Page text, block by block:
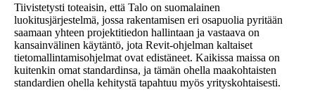
Tiivistetysti toteaisin, että Talo on suomalainen
luokitusjärjestelmä, jossa rakentamisen eri osapuolia pyritään
saamaan yhteen projektitiedon hallintaan ja vastaava on
kansainvälinen käytäntö, jota Revit-ohjelman kaltaiset
tietomallintamisohjelmat ovat edistäneet. Kaikissa maissa on
kuitenkin omat standardinsa, ja tämän ohella maakohtaisten
standardien ohella kehitystä tapahtuu myös yrityskohtaisesti.